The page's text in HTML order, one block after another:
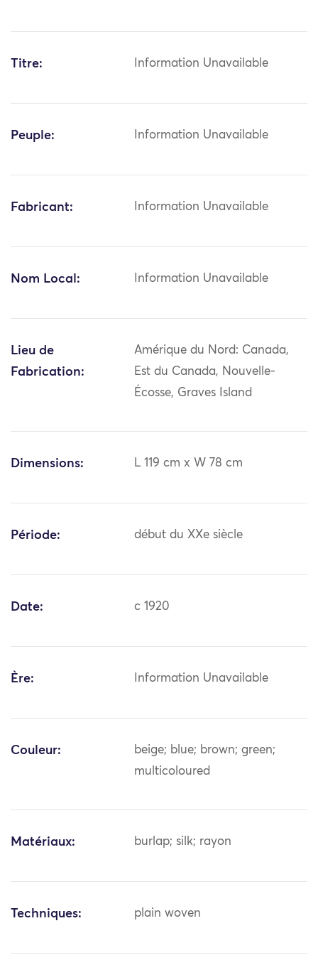
Titre: Information Unavailable
Peuple: Information Unavailable
Fabricant: Information Unavailable
Nom Local: Information Unavailable
Lieu de
Fabrication:
Amérique du Nord: Canada,
Est du Canada, Nouvelle-
Écosse, Graves Island
Dimensions: L 119 cm x W 78 cm
Période: début du XXe siècle
Date: c 1920
Ère: Information Unavailable
Couleur:
beige; blue; brown; green;
multicoloured
Matériaux: burlap; silk; rayon
Techniques: plain woven